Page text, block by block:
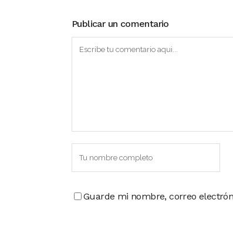
Publicar un comentario
Guarde mi nombre, correo